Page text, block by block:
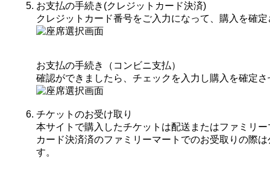
お支払の手続き(クレジットカード決済)
クレジットカード番号をご入力になって、購入を確
お支払の手続き（コンビニ支払）
確認ができましたら、チェックを入力し購入を確定
チケットのお受け取り
本サイトで購入したチケットは配送またはファミリ
カード決済済のファミリーマートでのお受取りの際
す。